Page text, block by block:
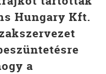
Hungary Kft.
a